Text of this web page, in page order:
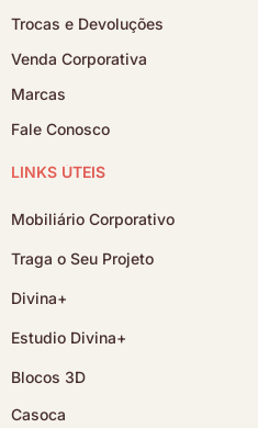
Trocas e Devoluções
Venda Corporativa
Marcas
Fale Conosco
LINKS ÚTEIS
Mobiliário Corporativo
Traga o Seu Projeto
Divina+
Estudio Divina+
Blocos 3D
Casoca